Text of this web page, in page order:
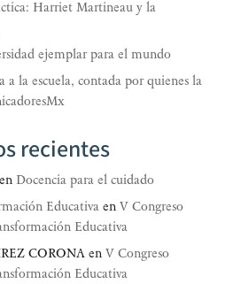
Harriet Martineau y la
ejemplar para el mundo
a la escuela, contada por quienes la
recientes
Docencia para el cuidado
Educativaen V Congreso
Educativa
CORONAen V Congreso
Educativa